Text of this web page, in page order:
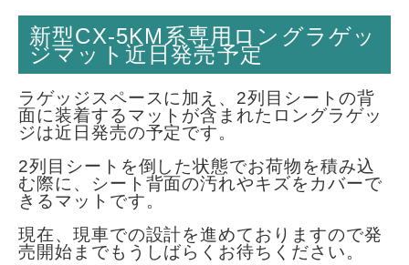
新型CX-5KM系専用ロングラゲッ
ジマット近日発売予定
ラゲッジスペースに加え、2列目シートの背
面に装着するマットが含まれたロングラゲッ
ジは近日発売の予定です。
2列目シートを倒した状態でお荷物を積み込
む際に、シート背面の汚れやキズをカバーで
きるマットです。
現在、現車での設計を進めておりますので発
売開始までもうしばらくお待ちください。